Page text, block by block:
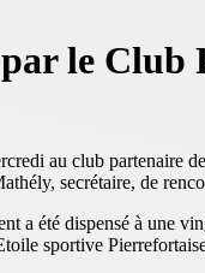
le Club
au club partenaire
secrétaire, de
a été dispensé à une
sportive